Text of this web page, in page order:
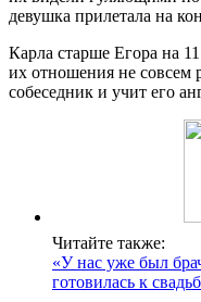
девушка прилетала на
Карла старше Егора на
их отношения не
собеседник и учит его
Читайте также:
«У нас уже был
готовилась к